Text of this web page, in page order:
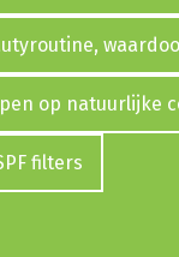
op natuurlijke
filters